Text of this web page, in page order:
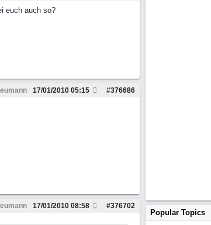
euch auch so?
#376686
17/01/2010 05:15
#376702
17/01/2010 08:58
Popular Topics